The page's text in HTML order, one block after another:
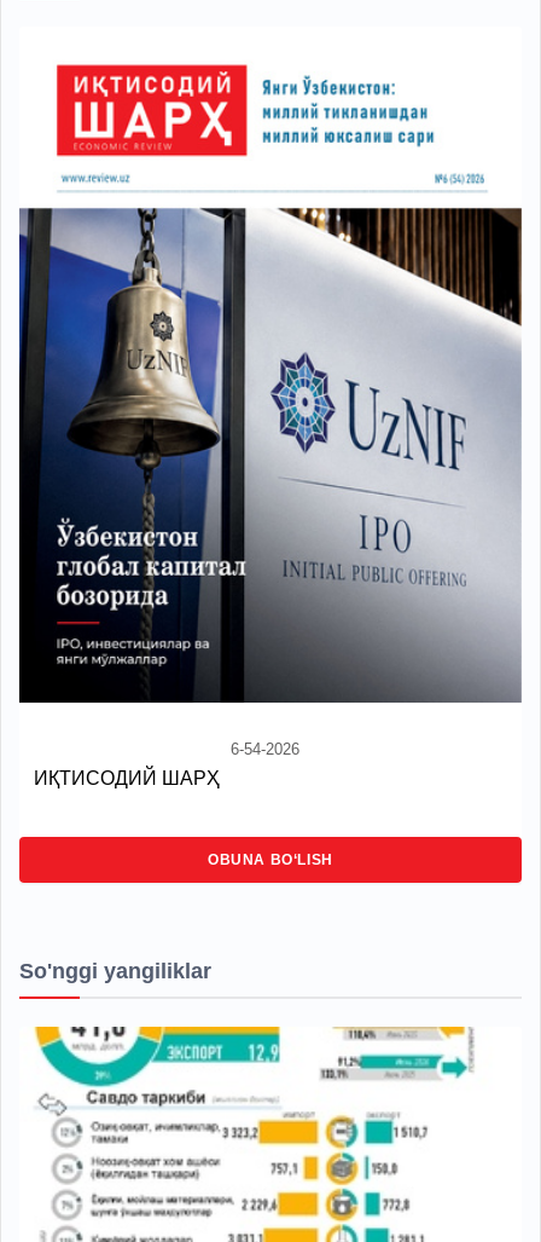
6-54-2026
ИҚТИСОДИЙ ШАРҲ
OBUNA BO‘LISH
So'nggi yangiliklar